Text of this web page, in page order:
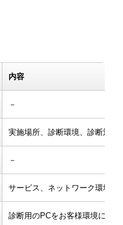
内容
－
実施場所、診断環境、診断対象
－
サービス、ネットワーク環境お
診断用のPCをお客様環境に持